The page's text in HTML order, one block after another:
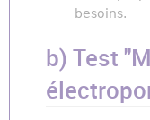
besoins.
b) Test